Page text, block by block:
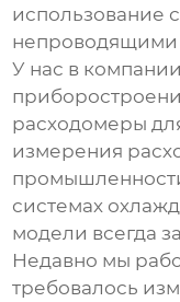
использование
непроводящими
У нас в
расходомеры
измерения
системах
модели всегда
Недавно мы
требовалось